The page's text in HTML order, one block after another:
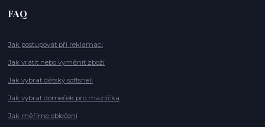
FAQ
Jak postupovat při reklamaci
Jak vrátit nebo vyměnit zboží
Jak vybrat dětský softshell
Jak vybrat domeček pro mazlíčka
Jak měříme oblečení